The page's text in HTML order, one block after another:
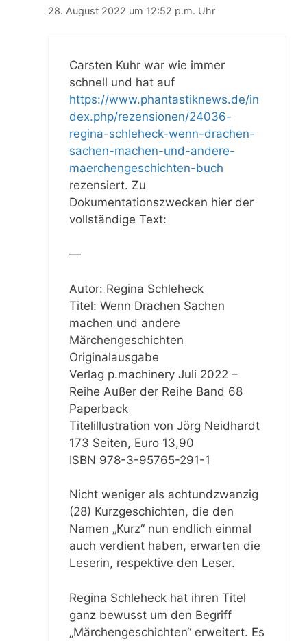
28. August 2022 um 12:52 p.m. Uhr
Carsten Kuhr war wie immer
schnell und hat auf
https://www.phantastiknews.de/in
dex.php/rezensionen/24036-
regina-schleheck-wenn-drachen-
sachen-machen-und-andere-
maerchengeschichten-buch
rezensiert. Zu
Dokumentationszwecken hier der
vollständige Text:
—
Autor: Regina Schleheck
Titel: Wenn Drachen Sachen
machen und andere
Märchengeschichten
Originalausgabe
Verlag p.machinery Juli 2022 –
Reihe Außer der Reihe Band 68
Paperback
Titelillustration von Jörg Neidhardt
173 Seiten, Euro 13,90
ISBN 978-3-95765-291-1
Nicht weniger als achtundzwanzig
(28) Kurzgeschichten, die den
Namen „Kurz“ nun endlich einmal
auch verdient haben, erwarten die
Leserin, respektive den Leser.
Regina Schleheck hat ihren Titel
ganz bewusst um den Begriff
„Märchengeschichten“ erweitert. Es